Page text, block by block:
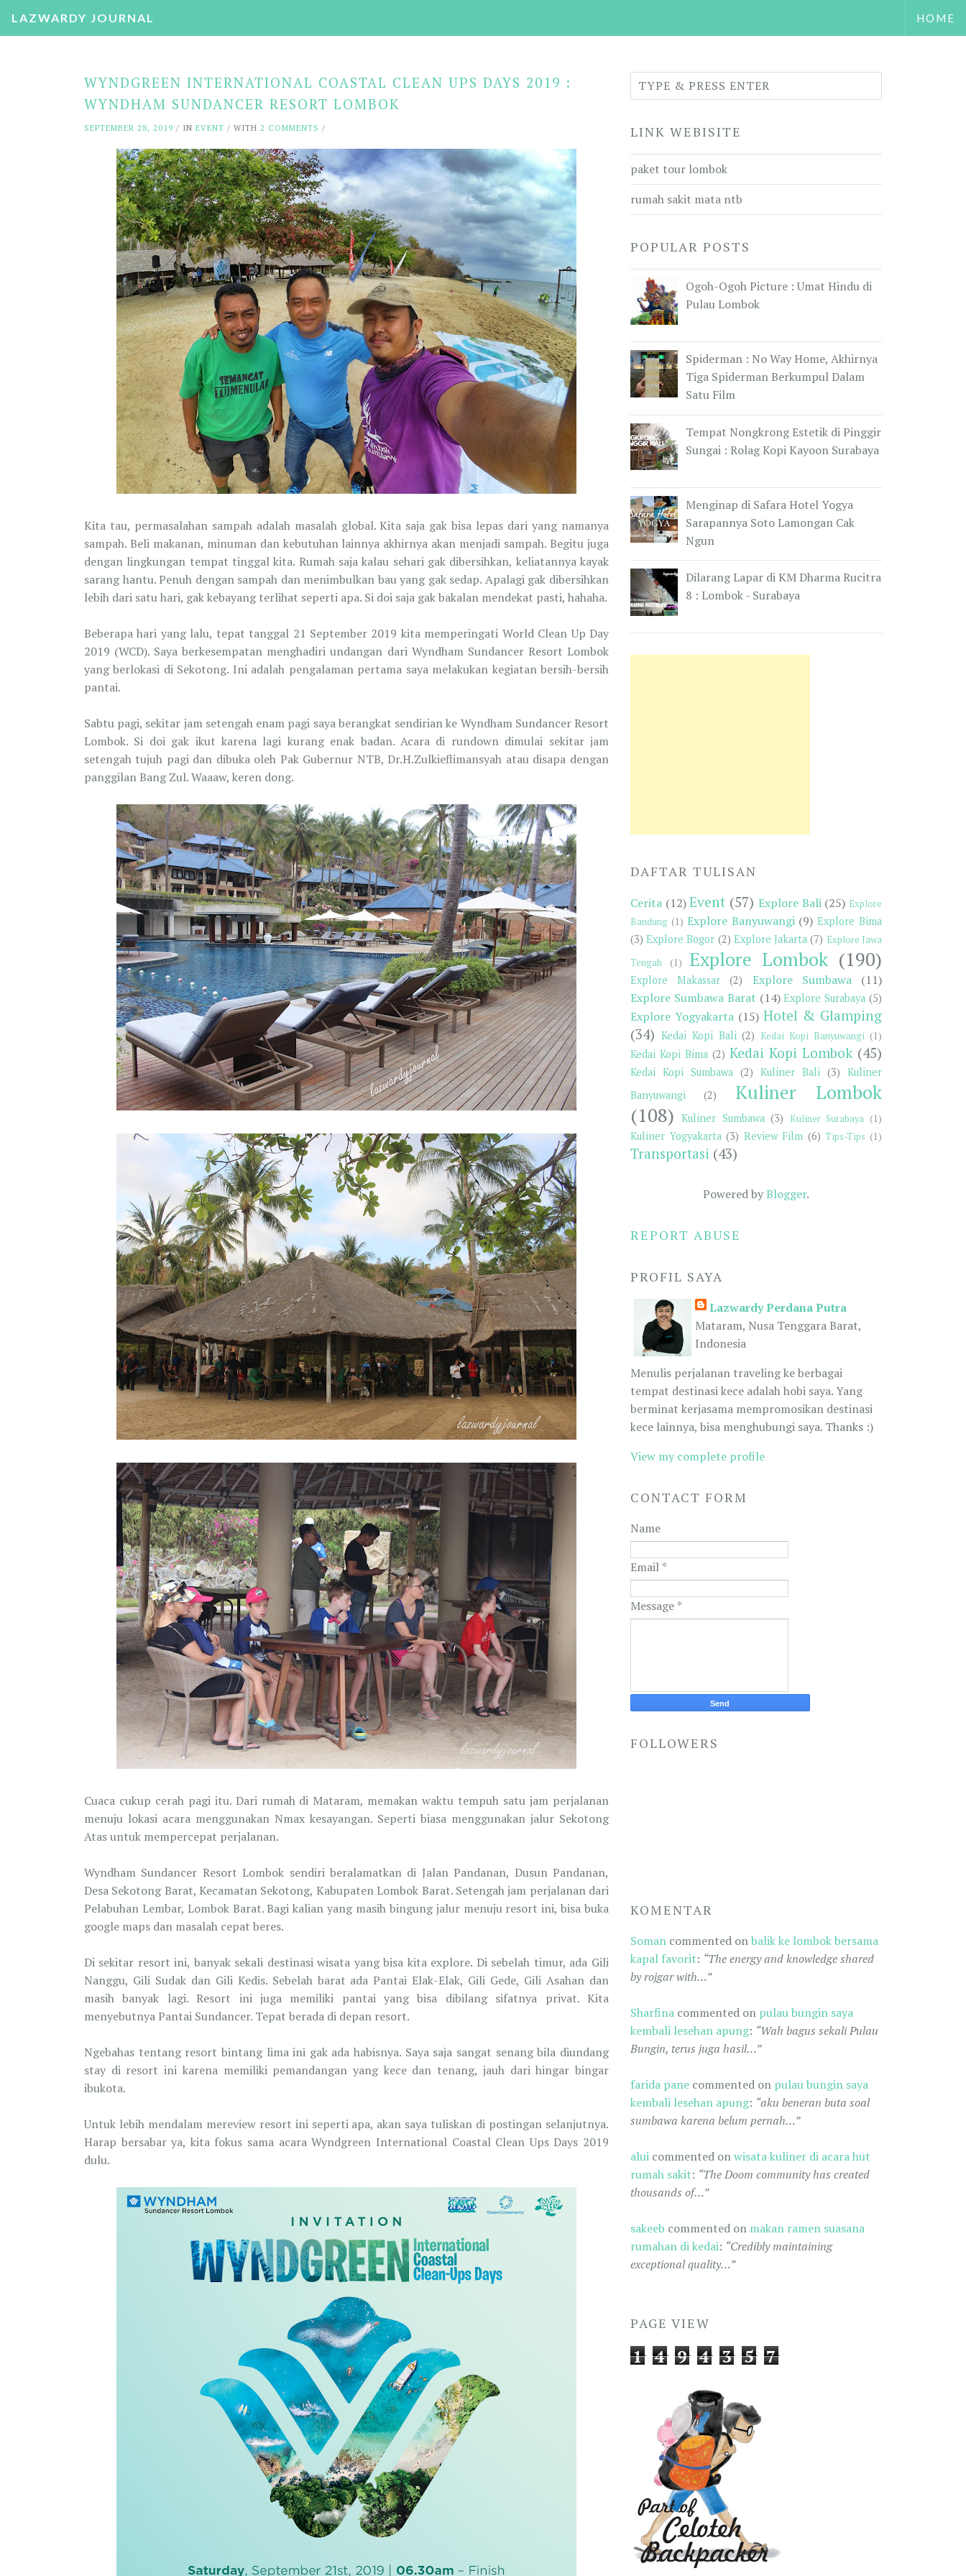
LAZWARDY JOURNAL HOME
WYNDGREEN INTERNATIONAL COASTAL CLEAN UPS DAYS 2019 :
WYNDHAM SUNDANCER RESORT LOMBOK
SEPTEMBER 28, 2019 / IN EVENT / WITH 2 COMMENTS /
Kita tau, permasalahan sampah adalah masalah global. Kita saja gak bisa lepas dari yang namanya
sampah. Beli makanan, minuman dan kebutuhan lainnya akhirnya akan menjadi sampah. Begitu juga
dengan lingkungan tempat tinggal kita. Rumah saja kalau sehari gak dibersihkan, keliatannya kayak
sarang hantu. Penuh dengan sampah dan menimbulkan bau yang gak sedap. Apalagi gak dibersihkan
lebih dari satu hari, gak kebayang terlihat seperti apa. Si doi saja gak bakalan mendekat pasti, hahaha.
Beberapa hari yang lalu, tepat tanggal 21 September 2019 kita memperingati World Clean Up Day
2019 (WCD). Saya berkesempatan menghadiri undangan dari Wyndham Sundancer Resort Lombok
yang berlokasi di Sekotong. Ini adalah pengalaman pertama saya melakukan kegiatan bersih-bersih
pantai.
Sabtu pagi, sekitar jam setengah enam pagi saya berangkat sendirian ke Wyndham Sundancer Resort
Lombok. Si doi gak ikut karena lagi kurang enak badan. Acara di rundown dimulai sekitar jam
setengah tujuh pagi dan dibuka oleh Pak Gubernur NTB, Dr.H.Zulkieflimansyah atau disapa dengan
panggilan Bang Zul. Waaaw, keren dong.
Cuaca cukup cerah pagi itu. Dari rumah di Mataram, memakan waktu tempuh satu jam perjalanan
menuju lokasi acara menggunakan Nmax kesayangan. Seperti biasa menggunakan jalur Sekotong
Atas untuk mempercepat perjalanan.
Wyndham Sundancer Resort Lombok sendiri beralamatkan di Jalan Pandanan, Dusun Pandanan,
Desa Sekotong Barat, Kecamatan Sekotong, Kabupaten Lombok Barat. Setengah jam perjalanan dari
Pelabuhan Lembar, Lombok Barat. Bagi kalian yang masih bingung jalur menuju resort ini, bisa buka
google maps dan masalah cepat beres.
Di sekitar resort ini, banyak sekali destinasi wisata yang bisa kita explore. Di sebelah timur, ada Gili
Nanggu, Gili Sudak dan Gili Kedis. Sebelah barat ada Pantai Elak-Elak, Gili Gede, Gili Asahan dan
masih banyak lagi. Resort ini juga memiliki pantai yang bisa dibilang sifatnya privat. Kita
menyebutnya Pantai Sundancer. Tepat berada di depan resort.
Ngebahas tentang resort bintang lima ini gak ada habisnya. Saya saja sangat senang bila diundang
stay di resort ini karena memiliki pemandangan yang kece dan tenang, jauh dari hingar bingar
ibukota.
Untuk lebih mendalam mereview resort ini seperti apa, akan saya tuliskan di postingan selanjutnya.
Harap bersabar ya, kita fokus sama acara Wyndgreen International Coastal Clean Ups Days 2019
dulu.
LINK WEBISITE
paket tour lombok
rumah sakit mata ntb
POPULAR POSTS
Ogoh-Ogoh Picture : Umat Hindu di
Pulau Lombok
Spiderman : No Way Home, Akhirnya
Tiga Spiderman Berkumpul Dalam
Satu Film
Tempat Nongkrong Estetik di Pinggir
Sungai : Rolag Kopi Kayoon Surabaya
Menginap di Safara Hotel Yogya
Sarapannya Soto Lamongan Cak
Ngun
Dilarang Lapar di KM Dharma Rucitra
8 : Lombok - Surabaya
DAFTAR TULISAN
Cerita (12) Event (57) Explore Bali (25) Explore
Bandung (1) Explore Banyuwangi (9) Explore Bima
(3) Explore Bogor (2) Explore Jakarta (7) Explore Jawa
Tengah
(1) Explore Lombok (190)
Explore Makassar (2) Explore Sumbawa
(11)
Explore Sumbawa Barat (14) Explore Surabaya (5)
Explore Yogyakarta (15) Hotel & Glamping
(34) Kedai Kopi Bali (2) Kedai Kopi Banyuwangi (1)
Kedai Kopi Bima (2) Kedai Kopi Lombok (45)
Kedai Kopi Sumbawa (2) Kuliner Bali (3) Kuliner
Banyuwangi
(2)
Kuliner Lombok
(108)
Kuliner Sumbawa (3) Kuliner Surabaya (1)
Kuliner Yogyakarta (3) Review Film (6) Tips-Tips (1)
Transportasi (43)
Powered byBlogger.
REPORT ABUSE
PROFIL SAYA
Lazwardy Perdana Putra
Mataram, Nusa Tenggara Barat,
Indonesia
Menulis perjalanan traveling ke berbagai
tempat destinasi kece adalah hobi saya. Yang
berminat kerjasama mempromosikan destinasi
kece lainnya, bisa menghubungi saya. Thanks :)
View my complete profile
CONTACT FORM
Name
Email *
Message *
FOLLOWERS
KOMENTAR
Somancommented onbalik ke lombok bersama
kapal favorit: “The energy and knowledge shared
by rojgar with…”
Sharfinacommented on pulau bungin saya
kembali lesehan apung: “Wah bagus sekali Pulau
Bungin, terus juga hasil…”
farida panecommented on pulau bungin saya
kembali lesehan apung: “aku beneran buta soal
sumbawa karena belum pernah…”
aluicommented onwisata kuliner di acara hut
rumah sakit: “The Doom community has created
thousands of…”
sakeeb commented on makan ramen suasana
rumahan di kedai: “Credibly maintaining
exceptional quality…”
PAGE VIEW
1 4 9 4 3 5 7